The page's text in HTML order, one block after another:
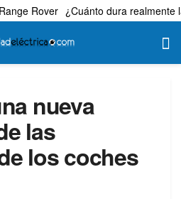
Rover ¿Cuánto dura realmente
nueva
las
los coches